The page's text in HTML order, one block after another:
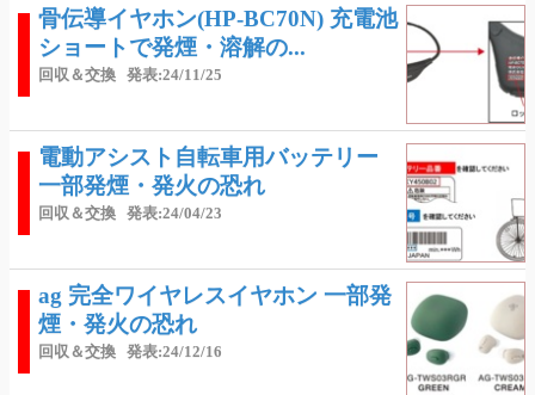
骨伝導イヤホン(HP-BC70N) 充電池
ショートで発煙・溶解の...
回収＆交換 発表:24/11/25
電動アシスト自転車用バッテリー
一部発煙・発火の恐れ
回収＆交換 発表:24/04/23
ag 完全ワイヤレスイヤホン 一部発
煙・発火の恐れ
回収＆交換 発表:24/12/16